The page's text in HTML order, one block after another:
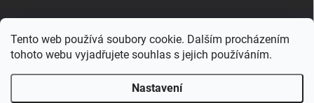
Tento web používá soubory cookie. Dalším procházením
tohoto webu vyjadřujete souhlas s jejich používáním.
Nastavení
Zboží.cz Heureka.cz Porovnávač.cz